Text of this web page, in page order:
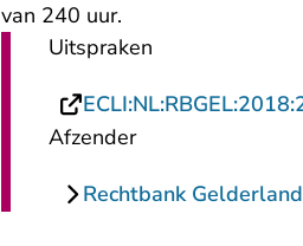
van 240 uur.
Uitspraken
Afzender
Rechtbank Gelderland